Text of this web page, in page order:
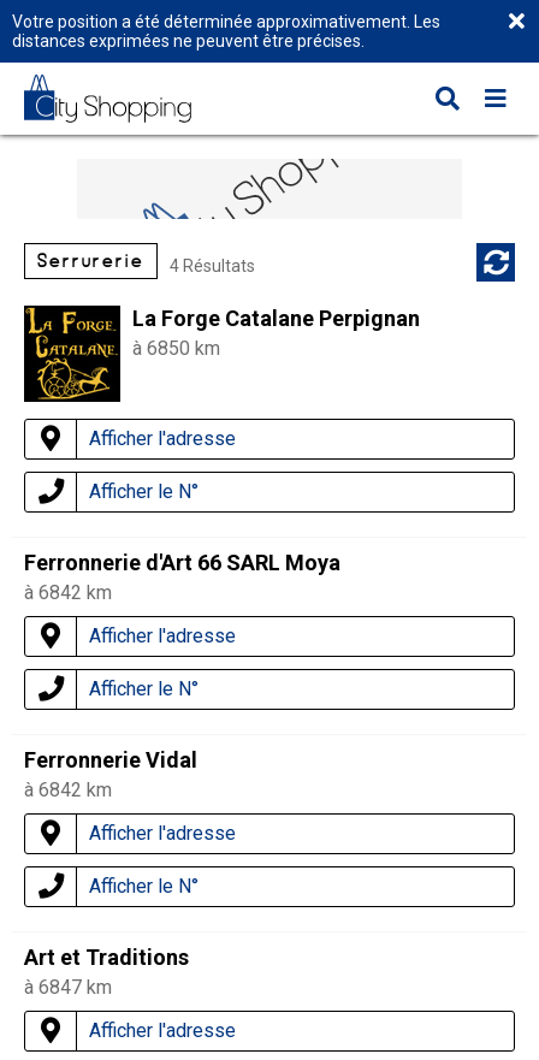
Votre position a été déterminée approximativement. Les
distances exprimées ne peuvent être précises.
Serrurerie 4 Résultats
La Forge Catalane Perpignan
à 6850 km
Afficher l'adresse
Afficher le N°
Ferronnerie d'Art 66 SARL Moya
à 6842 km
Afficher l'adresse
Afficher le N°
Ferronnerie Vidal
à 6842 km
Afficher l'adresse
Afficher le N°
Art et Traditions
à 6847 km
Afficher l'adresse